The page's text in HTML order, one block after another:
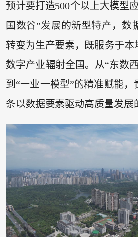
预计要打造500个以上大模型
国数谷”发展的新型特产，数
转变为生产要素，既服务于本
数字产业辐射全国。从“东数
到“一业一模型”的精准赋能
条以数据要素驱动高质量发展